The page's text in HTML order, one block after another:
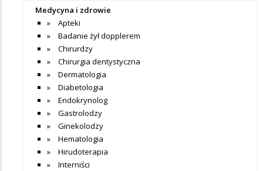
Medycyna i zdrowie
Apteki
Badanie żył dopplerem
Chirurdzy
Chirurgia dentystyczna
Dermatologia
Diabetologia
Endokrynolog
Gastrolodzy
Ginekolodzy
Hematologia
Hirudoterapia
Interniści